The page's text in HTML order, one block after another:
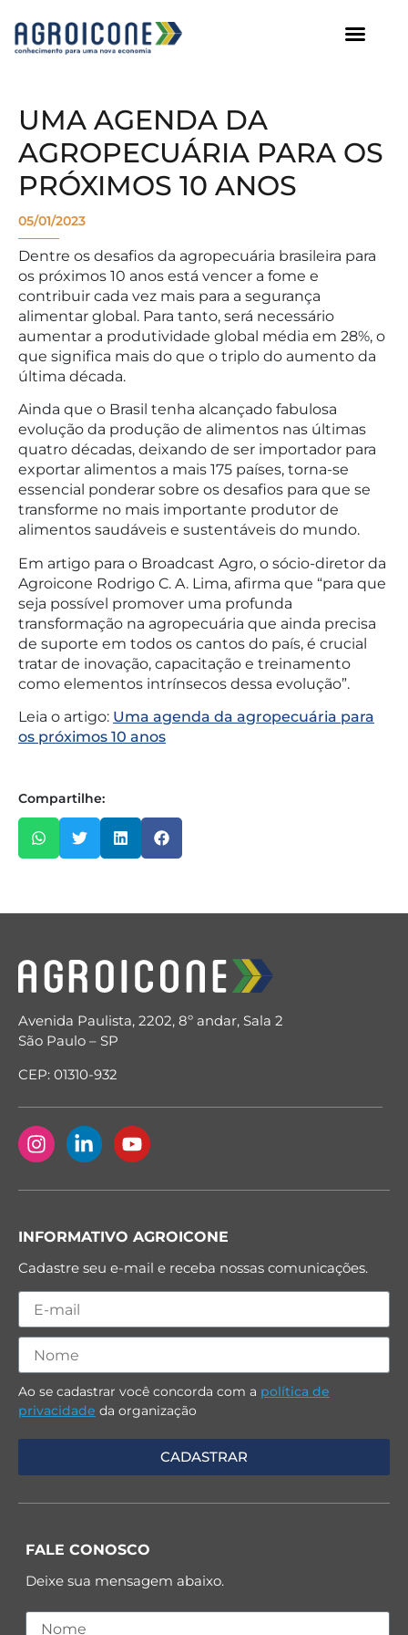
UMA AGENDA DA
AGROPECUÁRIA PARA OS
PRÓXIMOS 10 ANOS
05/01/2023
Dentre os desafios da agropecuária brasileira para
os próximos 10 anos está vencer a fome e
contribuir cada vez mais para a segurança
alimentar global. Para tanto, será necessário
aumentar a produtividade global média em 28%, o
que significa mais do que o triplo do aumento da
última década.
Ainda que o Brasil tenha alcançado fabulosa
evolução da produção de alimentos nas últimas
quatro décadas, deixando de ser importador para
exportar alimentos a mais 175 países, torna-se
essencial ponderar sobre os desafios para que se
transforme no mais importante produtor de
alimentos saudáveis e sustentáveis do mundo.
Em artigo para o Broadcast Agro, o sócio-diretor da
Agroicone Rodrigo C. A. Lima, afirma que “para que
seja possível promover uma profunda
transformação na agropecuária que ainda precisa
de suporte em todos os cantos do país, é crucial
tratar de inovação, capacitação e treinamento
como elementos intrínsecos dessa evolução”.
Leia o artigo: Uma agenda da agropecuária para
os próximos 10 anos
Compartilhe:
Avenida Paulista, 2202, 8º andar, Sala 2
São Paulo – SP
CEP: 01310-932
INFORMATIVO AGROICONE
Cadastre seu e-mail e receba nossas comunicações.
Ao se cadastrar você concorda com a política de
privacidade da organização
FALE CONOSCO
Deixe sua mensagem abaixo.